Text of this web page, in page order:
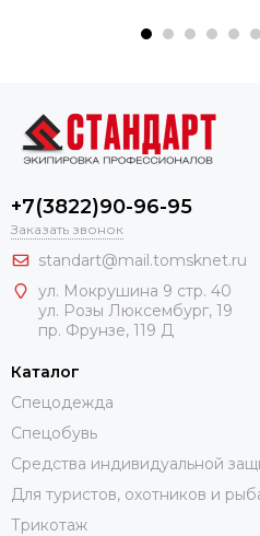
+7(3822)90-96-95
Заказать звонок
standart@mail.tomsknet.ru
ул. Мокрушина 9 стр. 40
ул. Розы Люксембург, 19
пр. Фрунзе, 119 Д
Каталог
Спецодежда
Спецобувь
Средства индивидуальной
Для туристов, охотников и
Трикотаж